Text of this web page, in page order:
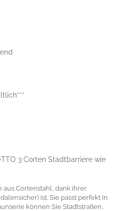
3 Corten Stadtbarriere wie
aus Cortenstahl, dank ihrer
ist. Sie passt perfekt in
können Sie Stadtstraßen,